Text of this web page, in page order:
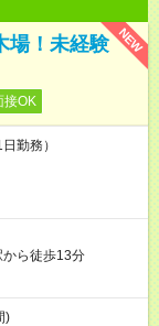
NEW
場！未経験
接OK
勤務）
から徒歩13分
)